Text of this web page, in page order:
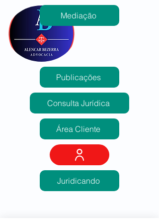
Mediação
Publicações
Consulta Jurídica
Área Cliente
Juridicando